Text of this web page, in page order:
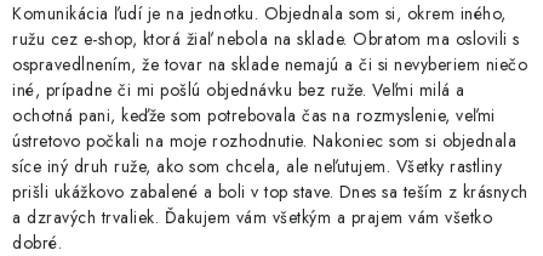
Komunikácia ľudí je na jednotku. Objednala som si, okrem iného,
ružu cez e-shop, ktorá žiaľ nebola na sklade. Obratom ma oslovili s
ospravedlnením, že tovar na sklade nemajú a či si nevyberiem niečo
iné, prípadne či mi pošlú objednávku bez ruže. Veľmi milá a
ochotná pani, keďže som potrebovala čas na rozmyslenie, veľmi
ústretovo počkali na moje rozhodnutie. Nakoniec som si objednala
síce iný druh ruže, ako som chcela, ale neľutujem. Všetky rastliny
prišli ukážkovo zabalené a boli v top stave. Dnes sa teším z krásnych
a dzravých trvaliek. Ďakujem vám všetkým a prajem vám všetko
dobré.